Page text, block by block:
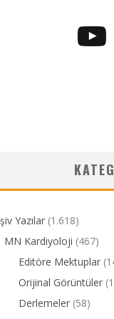
Yazılar (1.618)
MN Kardiyoloji (467)
Editöre Mektuplar
Orijinal Görüntüler
Derlemeler (58)